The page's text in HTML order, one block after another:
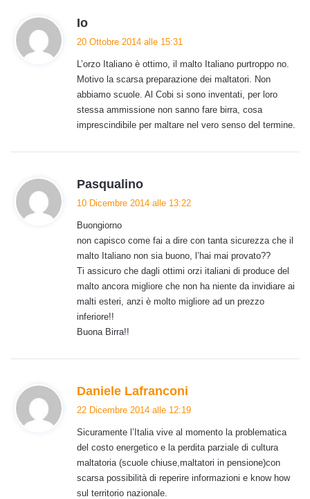
Io
e
t
t
o
:
20 Ottobre 2014 alle 15:31
L’orzo Italiano è ottimo, il malto Italiano purtroppo no.
Motivo la scarsa preparazione dei maltatori. Non
abbiamo scuole. Al Cobi si sono inventati, per loro
stessa ammissione non sanno fare birra, cosa
imprescindibile per maltare nel vero senso del termine.
Pasqualino
t
t
o
:
10 Dicembre 2014 alle 13:22
Buongiorno
non capisco come fai a dire con tanta sicurezza che il
malto Italiano non sia buono, l’hai mai provato??
Ti assicuro che dagli ottimi orzi italiani di produce del
malto ancora migliore che non ha niente da invidiare ai
malti esteri, anzi è molto migliore ad un prezzo
inferiore!!
Buona Birra!!
Daniele Lafranconi
e
t
t
o
22 Dicembre 2014 alle 12:19
Sicuramente l’Italia vive al momento la problematica
del costo energetico e la perdita parziale di cultura
maltatoria (scuole chiuse,maltatori in pensione)con
scarsa possibilità di reperire informazioni e know how
sul territorio nazionale.